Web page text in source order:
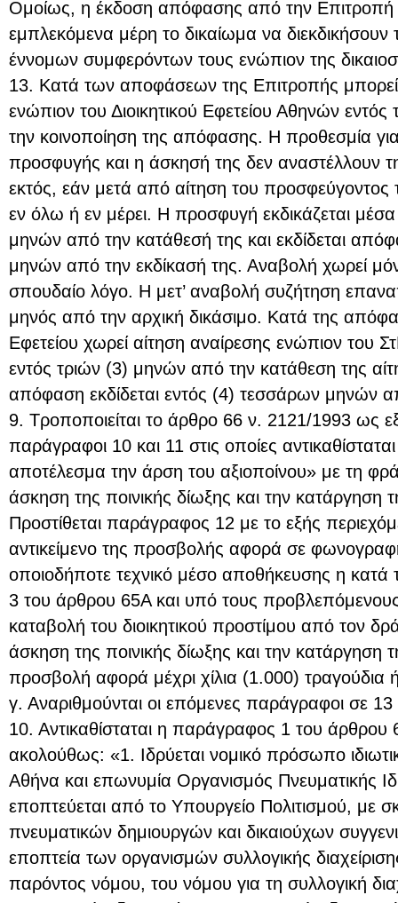
Ομοίως, η έκδοση απόφασης από την Επιτροπή
εμπλεκόμενα μέρη το δικαίωμα να
έννομων συμφερόντων τους ενώπιον της
13. Κατά των αποφάσεων της Επιτροπής
ενώπιον του Διοικητικού Εφετείου Αθηνών
την κοινοποίηση της απόφασης. Η προθεσμία
προσφυγής και η άσκησή της δεν αναστέλλουν
εκτός, εάν μετά από αίτηση του προσφεύγοντος
εν όλω ή εν μέρει. Η προσφυγή εκδικάζεται
μηνών από την κατάθεσή της και εκδίδεται
μηνών από την εκδίκασή της. Αναβολή χωρεί
σπουδαίο λόγο. Η μετ’ αναβολή συζήτηση
μηνός από την αρχική δικάσιμο. Κατά της
Εφετείου χωρεί αίτηση αναίρεσης ενώπιον του
εντός τριών (3) μηνών από την κατάθεση της
απόφαση εκδίδεται εντός (4) τεσσάρων μηνών
9. Τροποποιείται το άρθρο 66 ν. 2121/1993 ως
παράγραφοι 10 και 11 στις οποίες
αποτέλεσμα την άρση του αξιοποίνου» με τη
άσκηση της ποινικής δίωξης και την κατάργηση
Προστίθεται παράγραφος 12 με το εξής
αντικείμενο της προσβολής αφορά σε
οποιοδήποτε τεχνικό μέσο αποθήκευσης η
3 του άρθρου 65Α και υπό τους
καταβολή του διοικητικού προστίμου από τον
άσκηση της ποινικής δίωξης και την κατάργηση
προσβολή αφορά μέχρι χίλια (1.000) τραγούδια
γ. Αναριθμούνται οι επόμενες παράγραφοι σε 13
10. Αντικαθίσταται η παράγραφος 1 του
ακολούθως: «1. Ιδρύεται νομικό πρόσωπο
Αθήνα και επωνυμία Οργανισμός Πνευματικής
εποπτεύεται από το Υπουργείο Πολιτισμού, με
πνευματικών δημιουργών και δικαιούχων
εποπτεία των οργανισμών συλλογικής
παρόντος νόμου, του νόμου για τη συλλογική